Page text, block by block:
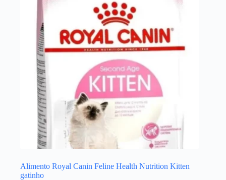
Alimento Royal Canin Feline Health Nutrition Kitten
gatinho